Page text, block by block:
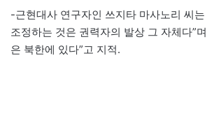
-근현대사 연구자인 쓰지타 마사노리 씨
조정하는 것은 권력자의 발상 그 자체다”
은 북한에 있다”고 지적.